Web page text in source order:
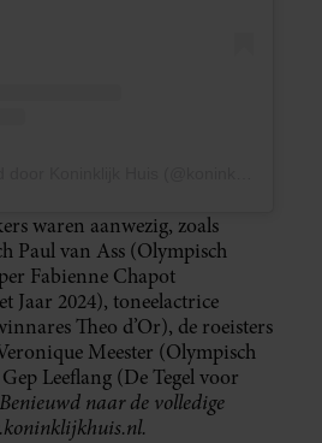
waren aanwezig, zoals
Paul van Ass (Olympisch
Fabienne Chapot
Jaar 2024), toneelactrice
Theo d’Or), de roeisters
Meester (Olympisch
Leeflang (De Tegel voor
Benieuwd naar de volledige